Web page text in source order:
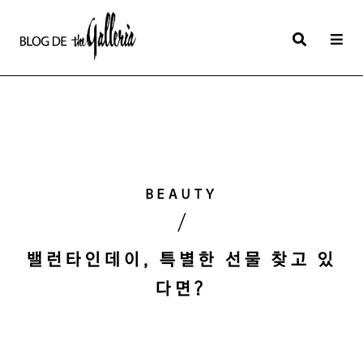
BEAUTY
/
밸런타인데이, 특별한 선물 찾고 있
다면?